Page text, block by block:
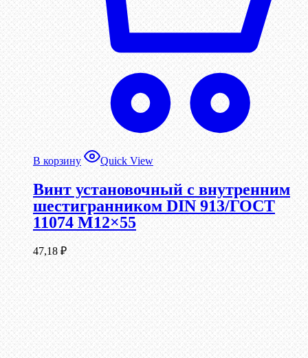
В корзину Quick View
Винт установочный с внутренним
шестигранником DIN 913/ГОСТ
11074 М12×55
47,18 ₽